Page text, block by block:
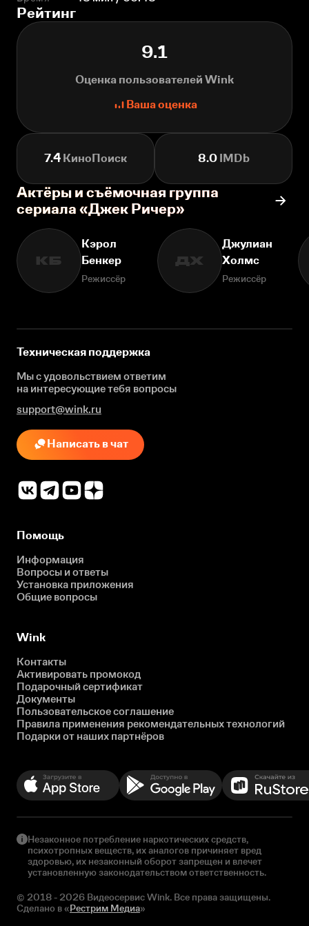
Рейтинг
9.1
Оценка пользователей Wink
Ваша оценка
7.4 КиноПоиск 8.0IMDb
Актёры и съёмочная группа
сериала «Джек Ричер»
КБ
Кэрол
Бенкер
Режиссёр
ДХ
Джулиан
Холмс
Режиссёр
Техническая поддержка
Мы с удовольствием ответим
на интересующиетебя вопросы
support@wink.ru
Написать в чат
Помощь
Информация
Вопросы и ответы
Установка приложения
Общие вопросы
Wink
Контакты
Активировать промокод
Подарочный сертификат
Документы
Пользовательское соглашение
Правила применения рекомендательных технологий
Подарки от наших партнёров
Незаконное потребление наркотических средств,
психотропных веществ, их аналогов причиняет вред
здоровью, их незаконный оборот запрещен и влечет
установленную законодательством ответственность.
© 2018 - 2026 Видеосервис Wink. Все права защищены.
Сделано в «Рестрим Медиа»